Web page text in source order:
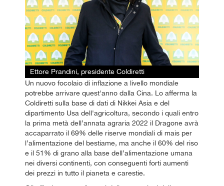
Ettore Prandini, presidente Coldiretti
Un nuovo focolaio di inflazione a livello mondiale
potrebbe arrivare quest'anno dalla Cina. Lo afferma la
Coldiretti sulla base di dati di Nikkei Asia e del
dipartimento Usa dell'agricoltura, secondo i quali entro
la prima metà dell’annata agraria 2022 il Dragone avrà
accaparrato il 69% delle riserve mondiali di mais per
l’alimentazione del bestiame, ma anche il 60% del riso
e il 51% di grano alla base dell’alimentazione umana
nei diversi continenti, con conseguenti forti aumenti
dei prezzi in tutto il pianeta e carestie.